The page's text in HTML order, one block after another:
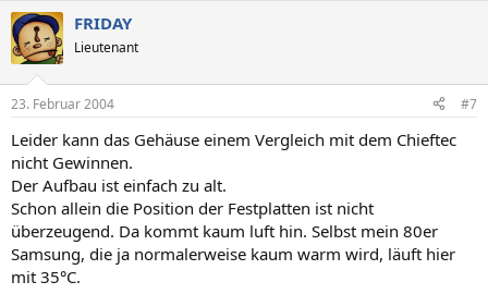
FRIDAY
Lieutenant
23. Februar 2004 #7
Leider kann das Gehäuse einem Vergleich mit dem Chieftec
nicht Gewinnen.
Der Aufbau ist einfach zu alt.
Schon allein die Position der Festplatten ist nicht
überzeugend. Da kommt kaum luft hin. Selbst mein 80er
Samsung, die ja normalerweise kaum warm wird, läuft hier
mit 35°C.